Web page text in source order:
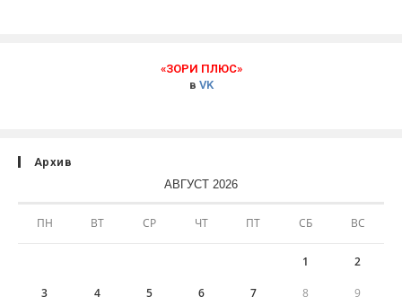
«ЗОРИ ПЛЮС»
в VK
Архив
АВГУСТ 2026
ПН ВТ СР ЧТ ПТ СБ ВС
1 2
3 4 5 6 7 8 9